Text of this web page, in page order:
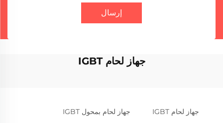
إرسال
جهاز لحام IGBT
جهاز لحام IGBT جهاز لحام بمحول IGBT